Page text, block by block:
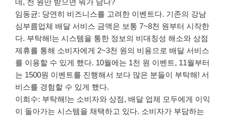
임동균: 당연히 비즈니스를 고려한 이벤트다. 기존의 강남
심부름업체 배달 서비스 금액은 보통 7~8천 원부터 시작한
다. 부탁해!는 시스템을 통한 정보의 비대칭성 해소와 상점
제휴를 통해 소비자에게 2~3천 원의 비용으로 배달 서비스
를 이용할 수 있게 했다. 10월에는 1천 원 이벤트, 11월부터
는 1500원 이벤트를 진행해서 보다 많은 분들이 부탁해! 서
비스를 경험할 수 있게 했다.
이희수: 부탁해!는 소비자와 상점, 배달 업체 모두에게 이익
이 돌아가는 시스템을 채택하고 있다. 소비자가 부담하는